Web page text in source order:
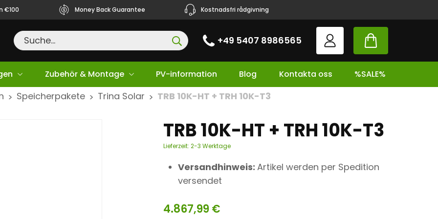
€100 Money Back Guarantee Kostnadsfri rådgivning
+49 5407 8986565
Zubehör & Montage PV-information Blog Kontakta oss %SALE%
> Speicherpakete > Trina Solar > TRB 10K-HT + TRH 10K-T3
TRB 10K-HT + TRH 10K-T3
Lieferzeit: 2-3 Werktage
Versandhinweis: Artikel werden per Spedition
versendet
4.867,99€